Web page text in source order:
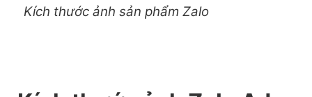
Kích thước ảnh sản phẩm Zalo